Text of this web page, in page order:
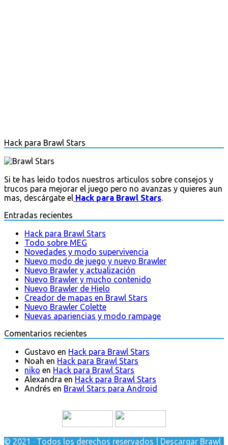
Hack para Brawl Stars
Si te has leido todos nuestros articulos sobre consejos y
trucos para mejorar el juego pero no avanzas y quieres aun
mas, descárgate el Hack para Brawl Stars.
Entradas recientes
Hack para Brawl Stars
Todo sobre MEG
Novedades y modo supervivencia
Nuevo modo de juego y nuevo Brawler
Nuevo Brawler y actualización
Nuevo Brawler y mucho contenido
Nuevo Brawler de Hielo
Creador de mapas en Brawl Stars
Nuevo Brawler Colette
Nuevas apariencias y modo rampage
Comentarios recientes
Gustavo en Hack para Brawl Stars
Noah en Hack para Brawl Stars
niko en Hack para Brawl Stars
Alexandra en Hack para Brawl Stars
Andrés en Brawl Stars para Android
© 2021 · Todos los derechos reservados | Descargar Brawl